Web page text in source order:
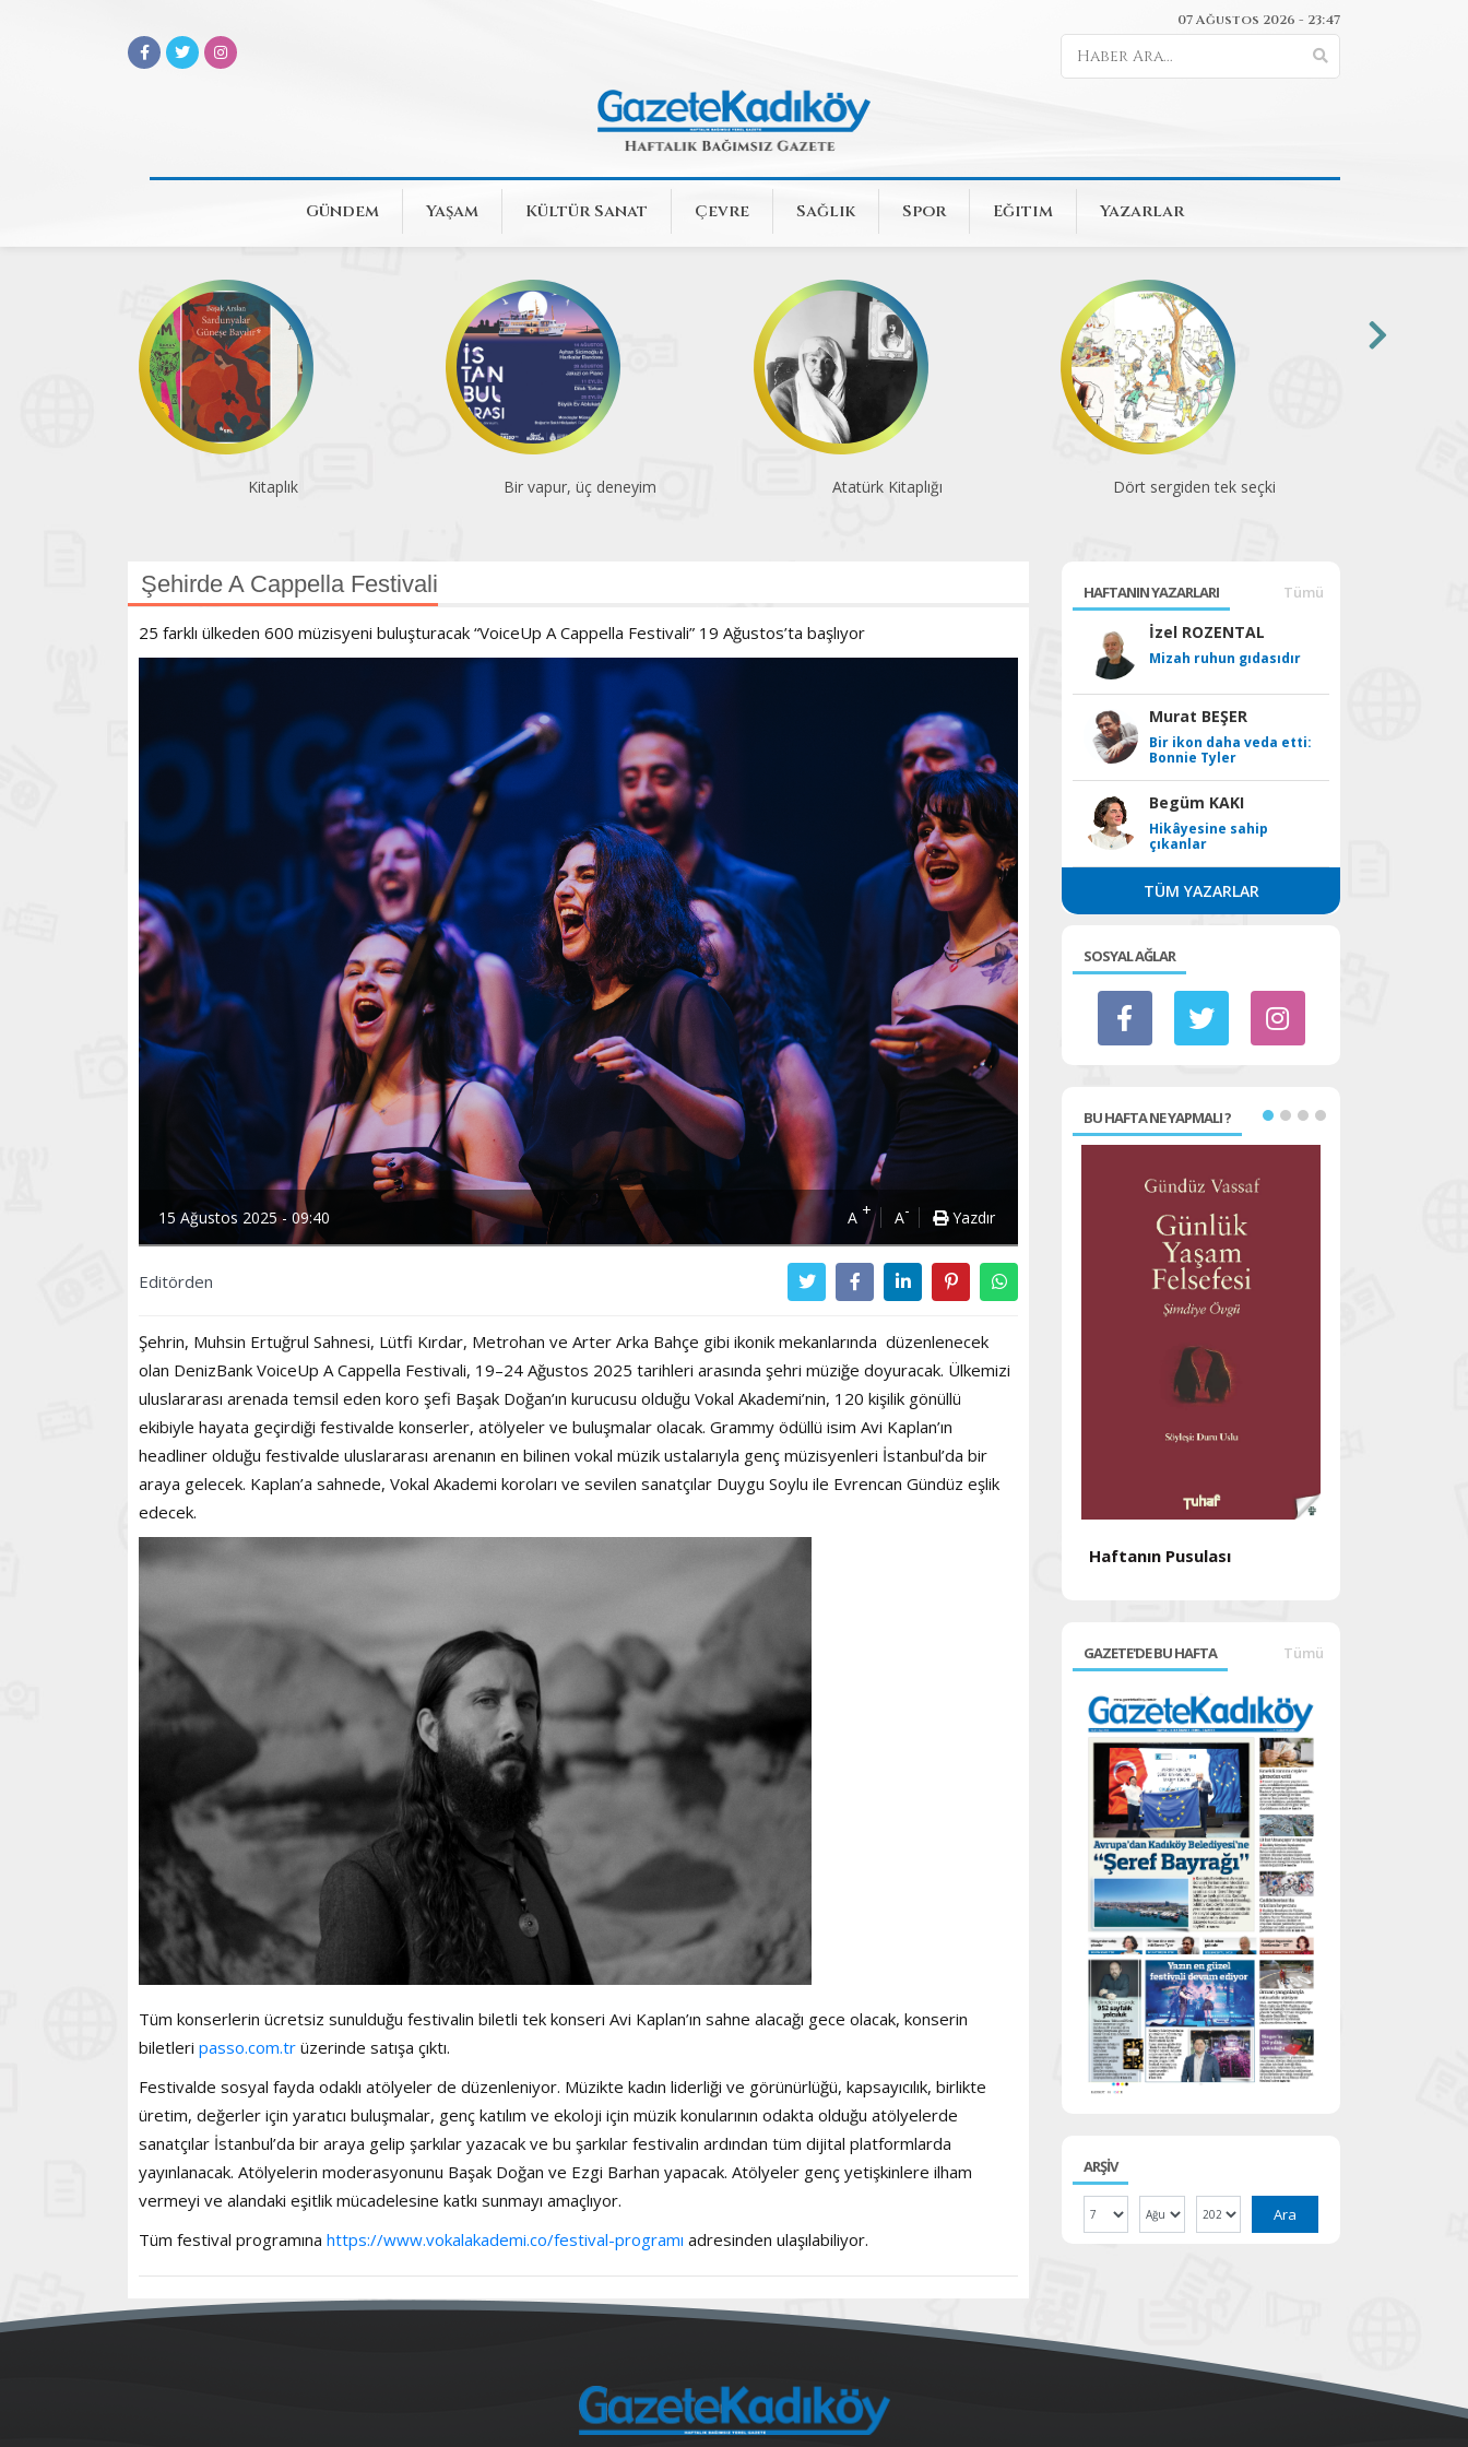
07 Ağustos 2026 - 23:47
Gündem Yaşam Kültür Sanat Çevre Sağlık Spor Eğitim Yazarlar
Kitaplık Bir vapur, üç deneyim Atatürk Kitaplığı Dört sergiden tek seçki
Şehirde A Cappella Festivali
25 farklı ülkeden 600 müzisyeni buluşturacak “VoiceUp A Cappella Festivali” 19 Ağustos’ta başlıyor
15 Ağustos 2025 - 09:40 A + A- Yazdır
Editörden
Şehrin, Muhsin Ertuğrul Sahnesi, Lütfi Kırdar, Metrohan ve Arter Arka Bahçe gibi ikonik mekanlarında düzenlenecek
olan DenizBank VoiceUp A Cappella Festivali, 19–24 Ağustos 2025 tarihleri arasında şehri müziğe doyuracak. Ülkemizi
uluslararası arenada temsil eden koro şefi Başak Doğan’ın kurucusu olduğu Vokal Akademi’nin, 120 kişilik gönüllü
ekibiyle hayata geçirdiği festivalde konserler, atölyeler ve buluşmalar olacak. Grammy ödüllü isim Avi Kaplan’ın
headliner olduğu festivalde uluslararası arenanın en bilinen vokal müzik ustalarıyla genç müzisyenleri İstanbul’da bir
araya gelecek. Kaplan’a sahnede, Vokal Akademi koroları ve sevilen sanatçılar Duygu Soylu ile Evrencan Gündüz eşlik
edecek.
Tüm konserlerin ücretsiz sunulduğu festivalin biletli tek konseri Avi Kaplan’ın sahne alacağı gece olacak, konserin
biletleri passo.com.tr üzerinde satışa çıktı.
Festivalde sosyal fayda odaklı atölyeler de düzenleniyor. Müzikte kadın liderliği ve görünürlüğü, kapsayıcılık, birlikte
üretim, değerler için yaratıcı buluşmalar, genç katılım ve ekoloji için müzik konularının odakta olduğu atölyelerde
sanatçılar İstanbul’da bir araya gelip şarkılar yazacak ve bu şarkılar festivalin ardından tüm dijital platformlarda
yayınlanacak. Atölyelerin moderasyonunu Başak Doğan ve Ezgi Barhan yapacak. Atölyeler genç yetişkinlere ilham
vermeyi ve alandaki eşitlik mücadelesine katkı sunmayı amaçlıyor.
Tüm festival programına https://www.vokalakademi.co/festival-programı adresinden ulaşılabiliyor.
HAFTANIN YAZARLARI Tümü
İzel ROZENTAL
Mizah ruhun gıdasıdır
Murat BEŞER
Bir ikon daha veda etti:
Bonnie Tyler
Begüm KAKI
Hikâyesine sahip
çıkanlar
TÜM YAZARLAR
SOSYAL AĞLAR
BU HAFTA NE YAPMALI ?
Haftanın Sinevizyonu
Haftanın Pusulası
GAZETE'DE BU HAFTA Tümü
ARŞİV
Ara